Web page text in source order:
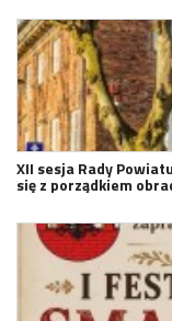
XII sesja Rady
się z porządkiem